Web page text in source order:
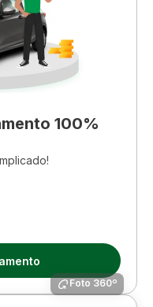
100%
Foto 360º